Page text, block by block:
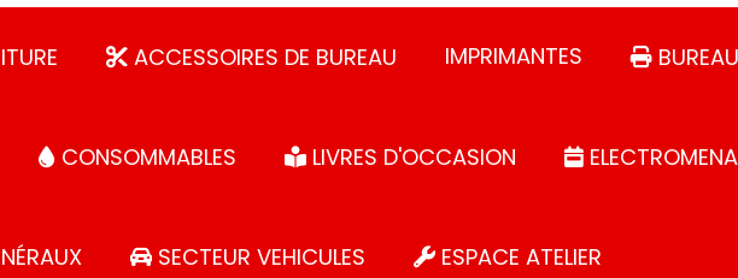
ACCESSOIRES DE BUREAU IMPRIMANTES
CONSOMMABLES LIVRES D'OCCASION
SECTEUR VEHICULES ESPACE ATELIER